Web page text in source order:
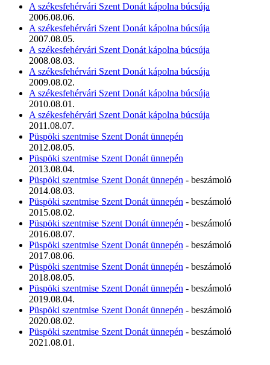
A székesfehérvári Szent Donát kápolna búcsúja
2006.08.06.
A székesfehérvári Szent Donát kápolna búcsúja
2007.08.05.
A székesfehérvári Szent Donát kápolna búcsúja
2008.08.03.
A székesfehérvári Szent Donát kápolna búcsúja
2009.08.02.
A székesfehérvári Szent Donát kápolna búcsúja
2010.08.01.
A székesfehérvári Szent Donát kápolna búcsúja
2011.08.07.
Püspöki szentmise Szent Donát ünnepén
2012.08.05.
Püspöki szentmise Szent Donát ünnepén
2013.08.04.
Püspöki szentmise Szent Donát ünnepén - beszámoló
2014.08.03.
Püspöki szentmise Szent Donát ünnepén - beszámoló
2015.08.02.
Püspöki szentmise Szent Donát ünnepén - beszámoló
2016.08.07.
Püspöki szentmise Szent Donát ünnepén - beszámoló
2017.08.06.
Püspöki szentmise Szent Donát ünnepén - beszámoló
2018.08.05.
Püspöki szentmise Szent Donát ünnepén - beszámoló
2019.08.04.
Püspöki szentmise Szent Donát ünnepén - beszámoló
2020.08.02.
Püspöki szentmise Szent Donát ünnepén - beszámoló
2021.08.01.